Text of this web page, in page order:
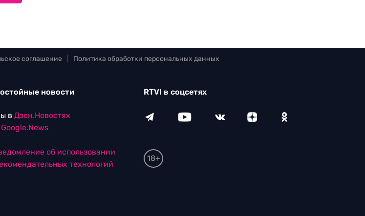
соглашение Политика обработки персональных данных
новости
в Дзен.Новостях
Google.News
об использовании
технологий
RTVI в соцсетях
18+